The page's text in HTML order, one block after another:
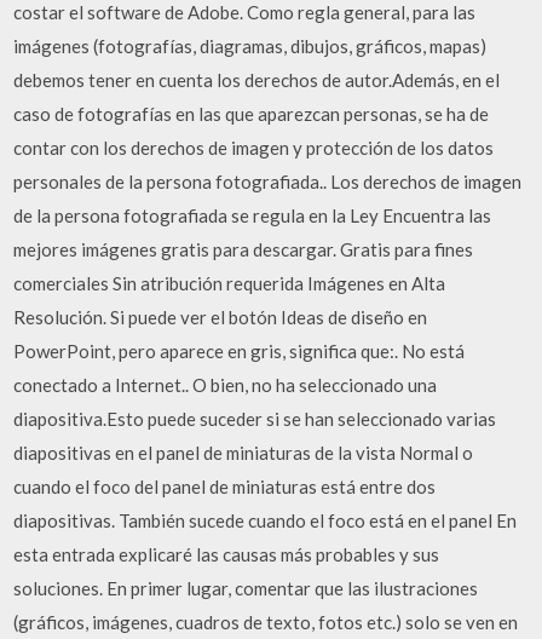
costar el software de Adobe. Como regla general, para las
imágenes (fotografías, diagramas, dibujos, gráficos, mapas)
debemos tener en cuenta los derechos de autor.Además, en el
caso de fotografías en las que aparezcan personas, se ha de
contar con los derechos de imagen y protección de los datos
personales de la persona fotografiada.. Los derechos de imagen
de la persona fotografiada se regula en la Ley Encuentra las
mejores imágenes gratis para descargar. Gratis para fines
comerciales Sin atribución requerida Imágenes en Alta
Resolución. Si puede ver el botón Ideas de diseño en
PowerPoint, pero aparece en gris, significa que:. No está
conectado a Internet.. O bien, no ha seleccionado una
diapositiva.Esto puede suceder si se han seleccionado varias
diapositivas en el panel de miniaturas de la vista Normal o
cuando el foco del panel de miniaturas está entre dos
diapositivas. También sucede cuando el foco está en el panel En
esta entrada explicaré las causas más probables y sus
soluciones. En primer lugar, comentar que las ilustraciones
(gráficos, imágenes, cuadros de texto, fotos etc.) solo se ven en